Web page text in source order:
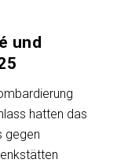
und
hatten das
gegen